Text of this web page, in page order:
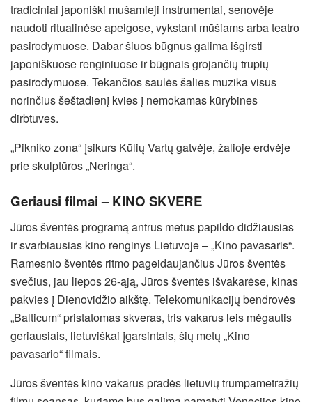
tradiciniai japoniški mušamieji instrumentai, senovėje
naudoti ritualinėse apeigose, vykstant mūšiams arba teatro
pasirodymuose. Dabar šiuos būgnus galima išgirsti
japoniškuose renginiuose ir būgnais grojančių trupių
pasirodymuose. Tekančios saulės šalies muzika visus
norinčius šeštadienį kvies į nemokamas kūrybines
dirbtuves.
„Pikniko zona“ įsikurs Kūlių Vartų gatvėje, žalioje erdvėje
prie skulptūros „Neringa“.
Geriausi filmai – KINO SKVERE
Jūros šventės programą antrus metus papildo didžiausias
ir svarbiausias kino renginys Lietuvoje – „Kino pavasaris“.
Ramesnio šventės ritmo pageidaujančius Jūros šventės
svečius, jau liepos 26-ąją, Jūros šventės išvakarėse, kinas
pakvies į Dienovidžio aikštę. Telekomunikacijų bendrovės
„Balticum“ pristatomas skveras, tris vakarus leis mėgautis
geriausiais, lietuviškai įgarsintais, šių metų „Kino
pavasario“ filmais.
Jūros šventės kino vakarus pradės lietuvių trumpametražių